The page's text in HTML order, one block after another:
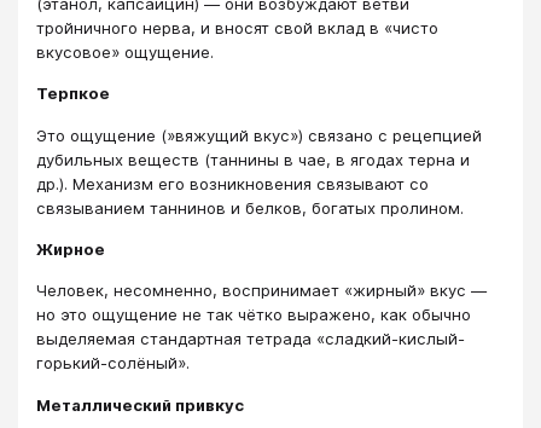
тройничного нерва, и вносят свой вклад в «чисто
вкусовое» ощущение.
Терпкое
Это ощущение (»вяжущий вкус») связано с рецепцией
дубильных веществ (таннины в чае, в ягодах терна и
др.). Механизм его возникновения связывают со
связыванием таннинов и белков, богатых пролином.
Жирное
Человек, несомненно, воспринимает «жирный» вкус —
но это ощущение не так чётко выражено, как обычно
выделяемая стандартная тетрада «сладкий-кислый-
горький-солёный».
Металлический привкус